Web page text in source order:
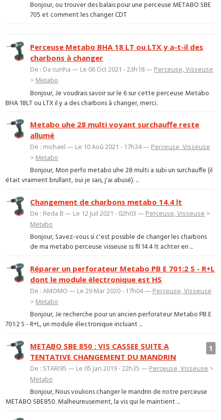
Bonjour, ou trouver des balais pour une perceuse METABO SBE
705 et comment les changer CDT
Perceuse Metabo BHA 18 LT ou LTX y a-t-il des
charbons à changer
De : Da cunha — Le 06 Oct 2021 - 23h18 — Perçeuse, Visseuse
> Metabo
Bonjour, Je voudrais savoir sur le 6 sur cette perceuse Metabo
BHA 18LT ou LTX il y a des charbons à changer, merci.
Metabo uhe 28 multi voyant surchauffe reste
allumé
De : michael — Le 10 Aoû 2021 - 17h34 — Perçeuse, Visseuse
> Metabo
Bonjour, Mon perfo metabo uhe 28 multi a subi un surchauffe (il
était vraiment brullant, oui je sais, j'ai abusé). ...
Changement de charbons metabo 14.4 lt
De : Reda B — Le 12 Juil 2021 - 02h03 — Perçeuse, Visseuse >
Metabo
Bonjour, Savez-vous si c'est possible de changer les charbons
de ma metabo perceuse visseuse ss fil 14.4 lt achter en ...
Réparer un perforateur Metabo PB E 701:2 S - R+L
dont le module électronique est HS
De : AMOMO — Le 29 Mar 2020 - 17h04 — Perçeuse, Visseuse
> Metabo
Bonjour, Je recherche pour un ancien perforateur Metabo PB E
701:2 S - R+L, un module électronique incluant ...
1
METABO SBE 850 : VIS CASSEE SUITE A
TENTATIVE CHANGEMENT DU MANDRIN
De : STARI95 — Le 05 Jan 2019 - 22h35 — Perçeuse, Visseuse >
Metabo
Bonjour, Nous voulions changer le mandrin de notre perceuse
METABO SBE850. Malheureusement, la vis qui le maintient ...